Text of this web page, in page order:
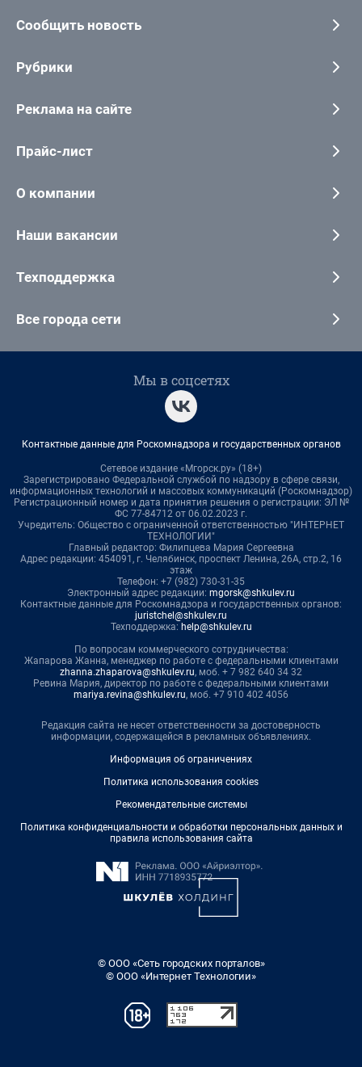
Сообщить новость
Рубрики
Реклама на сайте
Прайс-лист
О компании
Наши вакансии
Техподдержка
Все города сети
Мы в соцсетях
Контактные данные для Роскомнадзора и государственных органов
Сетевое издание «Мгорск.ру» (18+)
Зарегистрировано Федеральной службой по надзору в сфере связи,
информационных технологий и массовых коммуникаций (Роскомнадзор)
Регистрационный номер и дата принятия решения о регистрации: ЭЛ №
ФС 77-84712 от 06.02.2023 г.
Учредитель: Общество с ограниченной ответственностью "ИНТЕРНЕТ
ТЕХНОЛОГИИ"
Главный редактор: Филипцева Мария Сергеевна
Адрес редакции: 454091, г. Челябинск, проспект Ленина, 26А, стр.2, 16
этаж
Телефон: +7 (982) 730-31-35
Электронный адрес редакции: mgorsk@shkulev.ru
Контактные данные для Роскомнадзора и государственных органов:
juristchel@shkulev.ru
Техподдержка: help@shkulev.ru
По вопросам коммерческого сотрудничества:
Жапарова Жанна, менеджер по работе с федеральными клиентами
zhanna.zhaparova@shkulev.ru, моб. + 7 982 640 34 32
Ревина Мария, директор по работе с федеральными клиентами
mariya.revina@shkulev.ru, моб. +7 910 402 4056
Редакция сайта не несет ответственности за достоверность
информации, содержащейся в рекламных объявлениях.
Информация об ограничениях
Политика использования cookies
Рекомендательные системы
Политика конфиденциальности и обработки персональных данных и
правила использования сайта
© ООО «Сеть городских порталов»
© ООО «Интернет Технологии»